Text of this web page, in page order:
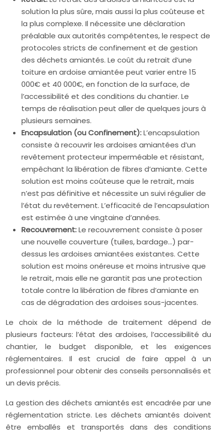
solution la plus sûre, mais aussi la plus coûteuse et
la plus complexe. Il nécessite une déclaration
préalable aux autorités compétentes, le respect de
protocoles stricts de confinement et de gestion
des déchets amiantés. Le coût du retrait d’une
toiture en ardoise amiantée peut varier entre 15
000€ et 40 000€, en fonction de la surface, de
l’accessibilité et des conditions du chantier. Le
temps de réalisation peut aller de quelques jours à
plusieurs semaines.
Encapsulation (ou Confinement):L’encapsulation
consiste à recouvrir les ardoises amiantées d’un
revêtement protecteur imperméable et résistant,
empêchant la libération de fibres d’amiante. Cette
solution est moins coûteuse que le retrait, mais
n’est pas définitive et nécessite un suivi régulier de
l’état du revêtement. L’efficacité de l’encapsulation
est estimée à une vingtaine d’années.
Recouvrement:Le recouvrement consiste à poser
une nouvelle couverture (tuiles, bardage…) par-
dessus les ardoises amiantées existantes. Cette
solution est moins onéreuse et moins intrusive que
le retrait, mais elle ne garantit pas une protection
totale contre la libération de fibres d’amiante en
cas de dégradation des ardoises sous-jacentes.
Le choix de la méthode de traitement dépend de
plusieurs facteurs: l’état des ardoises, l’accessibilité du
chantier, le budget disponible, et les exigences
réglementaires. Il est crucial de faire appel à un
professionnel pour obtenir des conseils personnalisés et
un devis précis.
La gestion des déchets amiantés est encadrée par une
réglementation stricte. Les déchets amiantés doivent
être emballés et transportés dans des conditions